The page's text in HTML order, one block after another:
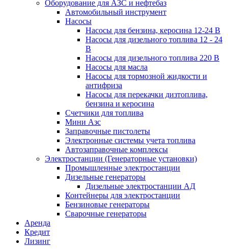
Оборудование для АЗС и нефтебаз
Автомобильный инструмент
Насосы
Насосы для бензина, керосина 12-24 В
Насосы для дизельного топлива 12 - 24
В
Насосы для дизельного топлива 220 В
Насосы для масла
Насосы для тормозной жидкости и
антифриза
Насосы для перекачки дизтоплива,
бензина и керосина
Счетчики для топлива
Мини Азс
Заправочные пистолеты
Электронные системы учета топлива
Автозаправочные комплексы
Электростанции (Генераторные установки)
Промышленные электростанции
Дизельные генераторы
Дизельные электростанции АД
Контейнеры для электростанции
Бензиновые генераторы
Сварочные генераторы
Аренда
Кредит
Лизинг